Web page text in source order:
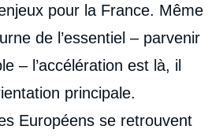
pour la France. Même
de l’essentiel – parvenir
– l’accélération est là, il
principale.
Européens se retrouvent
de
de